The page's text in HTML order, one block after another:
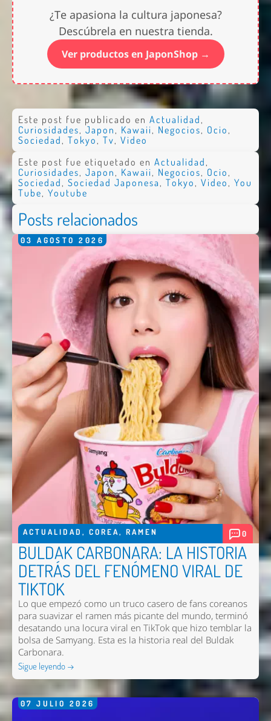
¿Te apasiona la cultura japonesa?
Descúbrela en nuestra tienda.
Ver productos en JaponShop →
Este post fue publicado en Actualidad,
Curiosidades, Japon, Kawaii, Negocios, Ocio,
Sociedad, Tokyo, Tv, Video
Este post fue etiquetado en Actualidad,
Curiosidades, Japon, Kawaii, Negocios, Ocio,
Sociedad, Sociedad Japonesa, Tokyo, Video, You
Tube, Youtube
Posts relacionados
03 AGOSTO 2026
ACTUALIDAD , COREA, RAMEN 0
BULDAK CARBONARA: LA HISTORIA
DETRÁS DEL FENÓMENO VIRAL DE
TIKTOK
Lo que empezó como un truco casero de fans coreanos
para suavizar el ramen más picante del mundo, terminó
desatando una locura viral en TikTok que hizo temblar la
bolsa de Samyang. Esta es la historia real del Buldak
Carbonara.
Sigue leyendo →
07 JULIO 2026
Nombre *
Email *
Comentario *
Enviar